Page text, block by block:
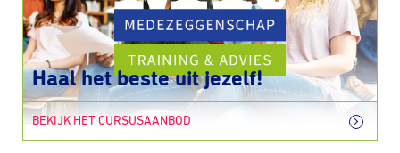
Haal het beste uit jezelf!
BEKIJK HET CURSUSAANBOD